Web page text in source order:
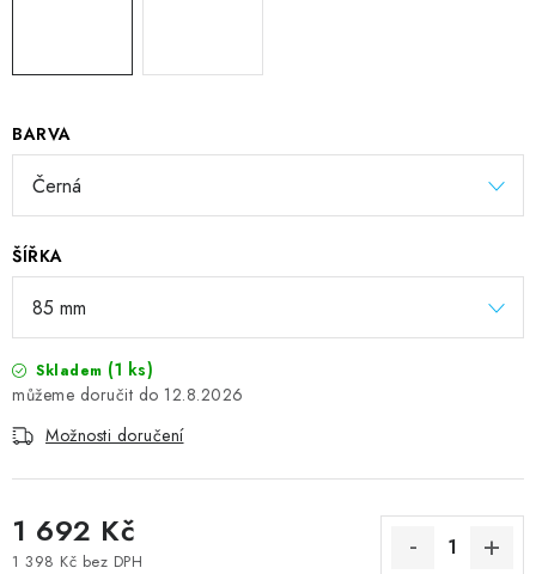
BARVA
ŠÍŘKA
Skladem (1 ks)
12.8.2026
Možnosti doručení
1 692 Kč
1 398 Kč bez DPH